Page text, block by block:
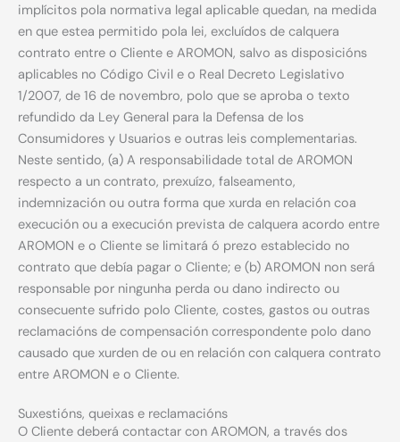
implícitos pola normativa legal aplicable quedan, na medida
en que estea permitido pola lei, excluídos de calquera
contrato entre o Cliente e AROMON, salvo as disposicións
aplicables no Código Civil e o Real Decreto Legislativo
1/2007, de 16 de novembro, polo que se aproba o texto
refundido da Ley General para la Defensa de los
Consumidores y Usuarios e outras leis complementarias.
Neste sentido, (a) A responsabilidade total de AROMON
respecto a un contrato, prexuízo, falseamento,
indemnización ou outra forma que xurda en relación coa
execución ou a execución prevista de calquera acordo entre
AROMON e o Cliente se limitará ó prezo establecido no
contrato que debía pagar o Cliente; e (b) AROMON non será
responsable por ningunha perda ou dano indirecto ou
consecuente sufrido polo Cliente, costes, gastos ou outras
reclamacións de compensación correspondente polo dano
causado que xurden de ou en relación con calquera contrato
entre AROMON e o Cliente.
Suxestións, queixas e reclamacións
O Cliente deberá contactar con AROMON, a través dos